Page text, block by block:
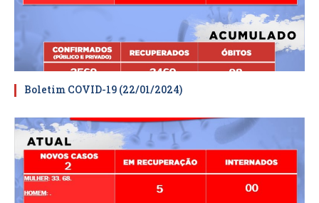
Boletim COVID-19 (22/01/2024)